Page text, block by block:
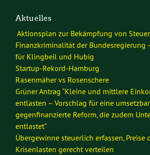
Aktuelles
Aktionsplan zur Bekämpfung von
Finanzkriminalität der Bundesregierung
für Klingbeil und Hubig
Startup-Rekord-Hamburg
Rasenmäher vs Rosenschere
Grüner Antrag “Kleine und mittlere
entlasten – Vorschlag für eine
gegenfinanzierte Reform, die zudem
entlastet”
Übergewinne steuerlich erfassen, Preise
Krisenlasten gerecht verteilen